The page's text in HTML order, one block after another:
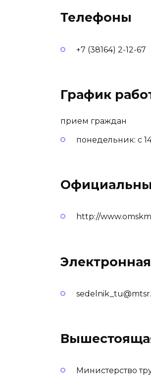
Телефоны
+7 (38164) 2-12-67
График
прием граждан
понедельник: с
http://
Министерство